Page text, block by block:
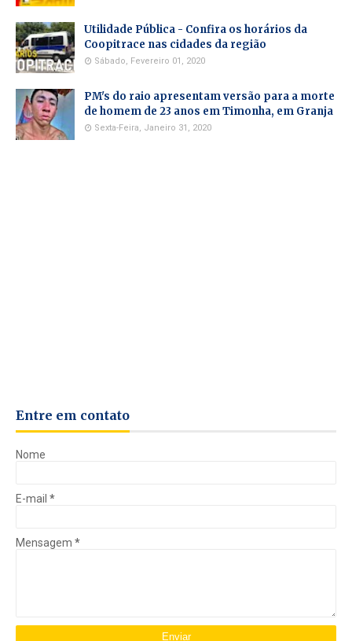
Utilidade Pública - Confira os horários da
Coopitrace nas cidades da região
Sábado, Fevereiro 01, 2020
PM's do raio apresentam versão para a morte
de homem de 23 anos em Timonha, em Granja
Sexta-Feira, Janeiro 31, 2020
Entre em contato
Nome
E-mail *
Mensagem *